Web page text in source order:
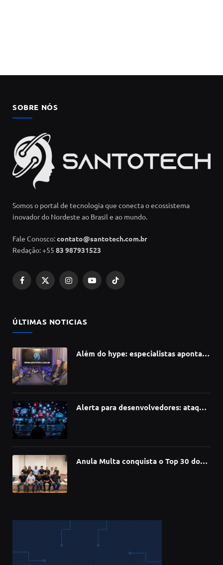
SOBRE NÓS
Somos o portal de tecnologia que conecta o ecossistema
inovador do Nordeste ao Brasil e ao mundo.
Fale Conosco:contato@santotech.com.br
Redação: +55 83 987931523
Facebook
X
InstagramYouTubeTikTok
ÚLTIMAS NOTICIAS
Além do hype: especialistas apontam
Alerta para desenvolvedores: ataque
Anula Multa conquista o Top 30 do